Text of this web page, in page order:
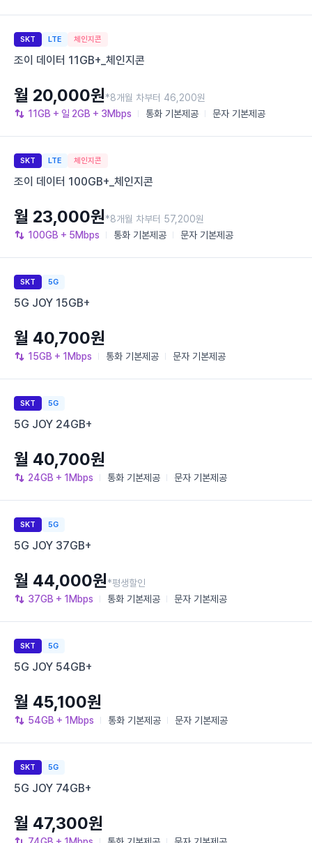
SKT LTE 체인지콘
조이 데이터 11GB+_체인지콘
11GB + 일 2GB + 3Mbps 통화 기본제공 문자 기본제공
월 20,000원*8개월 차부터 46,200원
SKT LTE 체인지콘
조이 데이터 100GB+_체인지콘
100GB + 5Mbps 통화 기본제공 문자 기본제공
월 23,000원*8개월 차부터 57,200원
SKT 5G
5G JOY 15GB+
15GB + 1Mbps 통화 기본제공 문자 기본제공
월 40,700원
SKT 5G
5G JOY 24GB+
24GB + 1Mbps 통화 기본제공 문자 기본제공
월 40,700원
SKT 5G
5G JOY 37GB+
37GB + 1Mbps 통화 기본제공 문자 기본제공
월 44,000원*평생할인
SKT 5G
5G JOY 54GB+
54GB + 1Mbps 통화 기본제공 문자 기본제공
월 45,100원
SKT 5G
5G JOY 74GB+
월 47,300원